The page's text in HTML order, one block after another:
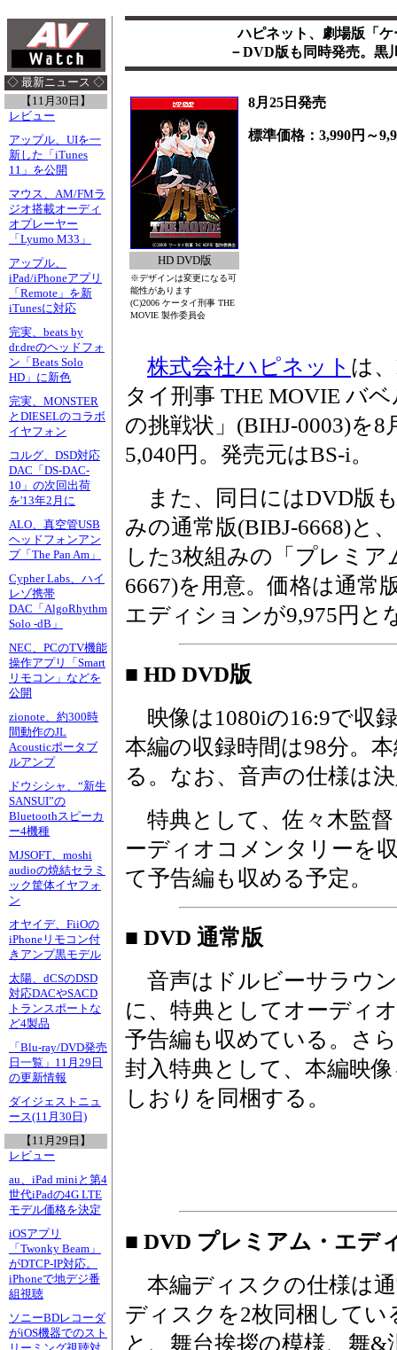
◇ 最新ニュース ◇
【11月30日】
レビュー
アップル、UIを一
新した「iTunes
11」を公開
マウス、AM/FMラ
ジオ搭載オーディ
オプレーヤー
「Lyumo M33」
アップル、
iPad/iPhoneアプリ
「Remote」を新
iTunesに対応
完実、beats by
dr.dreのヘッドフォ
ン「Beats Solo
HD」に新色
完実、MONSTER
とDIESELのコラボ
イヤフォン
コルグ、DSD対応
DAC「DS-DAC-
10」の次回出荷
を'13年2月に
ALO、真空管USB
ヘッドフォンアン
プ「The Pan Am」
Cypher Labs、ハイ
レゾ携帯
DAC「AlgoRhythm
Solo -dB」
NEC、PCのTV機能
操作アプリ「Smart
リモコン」などを
公開
zionote、約300時
間動作のJL
Acousticポータブ
ルアンプ
ドウシシャ、“新生
SANSUI”の
Bluetoothスピーカ
ー4機種
MJSOFT、moshi
audioの焼結セラミ
ック筐体イヤフォ
ン
オヤイデ、FiiOの
iPhoneリモコン付
きアンプ黒モデル
太陽、dCSのDSD
対応DACやSACD
トランスポートな
ど4製品
「Blu-ray/DVD発売
日一覧」11月29日
の更新情報
ダイジェストニュ
ース(11月30日)
【11月29日】
レビュー
au、iPad miniと第4
世代iPadの4G LTE
モデル価格を決定
iOSアプリ
「Twonky Beam」
がDTCP-IP対応。
iPhoneで地デジ番
組視聴
ソニーBDレコーダ
がiOS機器でのスト
ハピネット、劇場版「
－DVD版も同時発売。黒
HD DVD版
※デザインは変更になる可
能性があります
(C)2006 ケータイ刑事 THE
MOVIE 製作委員会
8月25日発売
標準価格：3,990円～
株式会社ハピネット は
タイ刑事 THE MOVIE バ
の挑戦状」(BIHJ-0003)を
5,040円。発売元はBS-i。
また、同日にはDVD版
みの通常版(BIBJ-6668)と
した3枚組みの「プレミ
6667)を用意。価格は通常
エディションが9,975円と
■ HD DVD版
映像は1080iの16:9で収
本編の収録時間は98分。
る。なお、音声の仕様は
特典として、佐々木監
ーディオコメンタリーを
て予告編も収める予定。
■ DVD 通常版
音声はドルビーサラウ
に、特典としてオーディ
予告編も収めている。さ
封入特典として、本編映
しおりを同梱する。
■ DVD プレミアム・エデ
本編ディスクの仕様は
ディスクを2枚同梱して
と、舞台挨拶の模様、舞